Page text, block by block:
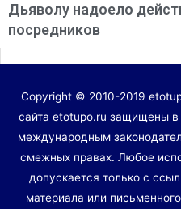
Дьяволу надоело
посредников
Copyright © 2010-2019
сайта etotupo.ru защищены в
международным
смежных правах. Любое
допускается только с
материала или